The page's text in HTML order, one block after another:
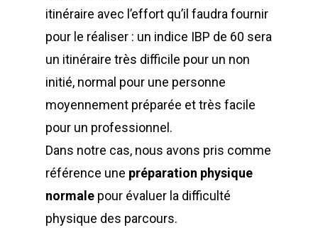
itinéraire avec l’effort qu’il faudra fournir
pour le réaliser : un indice IBP de 60 sera
un itinéraire très difficile pour un non
initié, normal pour une personne
moyennement préparée et très facile
pour un professionnel.
Dans notre cas, nous avons pris comme
référence une préparation physique
normale pour évaluer la difficulté
physique des parcours.